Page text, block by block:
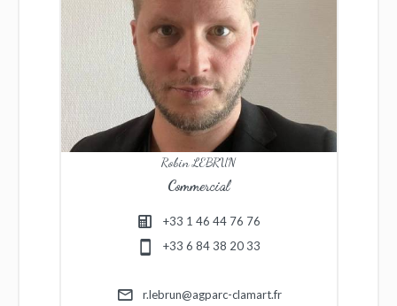
Robin LEBRUN
Commercial
+33 1 46 44 76 76
+33 6 84 38 20 33
r.lebrun@agparc-clamart.fr